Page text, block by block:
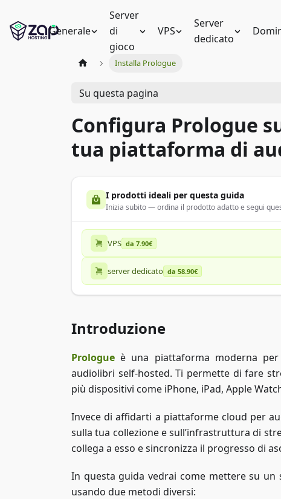
Generale
Server
di
gioco
VPS
Server
dedicato
Installa Prologue
Su questa pagina
Configura Prologue
tua piattaforma di
I prodotti ideali per questa guida
Inizia subito — ordina il prodotto adatto e segui
VPS da 7.90€
server dedicato da 58.90€
Introduzione
Prologue è una piattaforma moderna
audiolibri self-hosted. Ti permette di fare
più dispositivi come iPhone, iPad, Apple
Invece di affidarti a piattaforme cloud per
sulla tua collezione e sull’infrastruttura di
collega a esso e sincronizza il progresso di
In questa guida vedrai come mettere su
usando due metodi diversi: